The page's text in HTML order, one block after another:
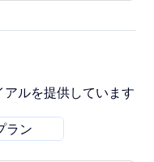
ルを提供しています
ラン